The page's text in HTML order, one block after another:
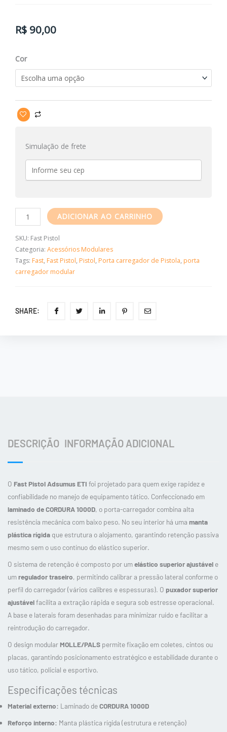
R$ 90,00
Cor
Simulação de frete
Fast
Pistol
Adsumus.eti
ADICIONAR AO CARRINHO
SKU: Fast Pistol
Categoria: Acessórios Modulares
Tags: Fast, Fast Pistol, Pistol, Porta carregador de Pistola, porta
carregador modular
SHARE:
DESCRIÇÃO INFORMAÇÃO ADICIONAL
O Fast Pistol Adsumus ETI foi projetado para quem exige rapidez e
confiabilidade no manejo de equipamento tático. Confeccionado em
laminado de CORDURA 1000D, o porta-carregador combina alta
resistência mecânica com baixo peso. No seu interior há uma manta
plástica rígida que estrutura o alojamento, garantindo retenção passiva
mesmo sem o uso contínuo do elástico superior.
O sistema de retenção é composto por umelástico superior ajustável e
umregulador traseiro, permitindo calibrar a pressão lateral conforme o
perfil do carregador (vários calibres e espessuras). O puxador superior
ajustávelfacilita a extração rápida e segura sob estresse operacional.
A base e laterais foram desenhadas para minimizar ruído e facilitar a
reintrodução do carregador.
O design modular MOLLE/PALS permite fixação em coletes, cintos ou
placas, garantindo posicionamento estratégico e estabilidade durante o
uso tático, policial e esportivo.
Especificações técnicas
Material externo: Laminado deCORDURA 1000D
Reforço interno: Manta plástica rígida (estrutura e retenção)